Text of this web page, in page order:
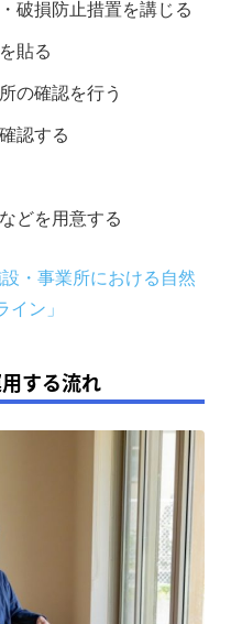
破損防止措置を講じる
貼る
の確認を行う
認する
どを用意する
・事業所における自然
ン」
する流れ